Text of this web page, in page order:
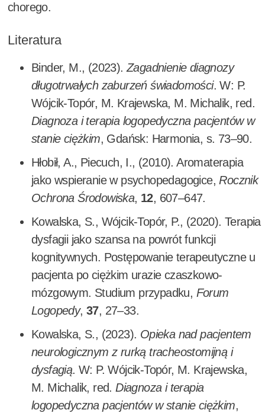
chorego.
Literatura
Binder, M., (2023). Zagadnienie diagnozy
długotrwałych zaburzeń świadomości. W: P.
Wójcik-Topór, M. Krajewska, M. Michalik, red.
Diagnoza i terapia logopedyczna pacjentów w
stanie ciężkim, Gdańsk: Harmonia, s. 73–90.
Hłobił, A., Piecuch, I., (2010). Aromaterapia
jako wspieranie w psychopedagogice, Rocznik
Ochrona Środowiska, 12, 607–647.
Kowalska, S., Wójcik-Topór, P., (2020). Terapia
dysfagii jako szansa na powrót funkcji
kognitywnych. Postępowanie terapeutyczne u
pacjenta po ciężkim urazie czaszkowo-
mózgowym. Studium przypadku, Forum
Logopedy,37, 27–33.
Kowalska, S., (2023). Opieka nad pacjentem
neurologicznym z rurką tracheostomijną i
dysfagią. W: P. Wójcik-Topór, M. Krajewska,
M. Michalik, red. Diagnoza i terapia
logopedyczna pacjentów w stanie ciężkim,